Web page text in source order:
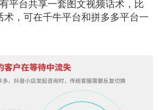
平台共享一套图文视频话术，比
，可在千牛平台和拼多多平台一